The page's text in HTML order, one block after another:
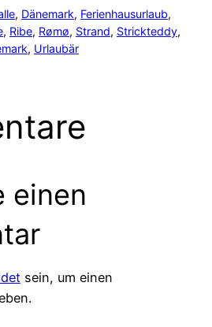
, Dänemark, Ferienhausurlaub
, Ribe, Rømø, Strand, Strickteddy
, Urlaubär
einen
sein, um einen